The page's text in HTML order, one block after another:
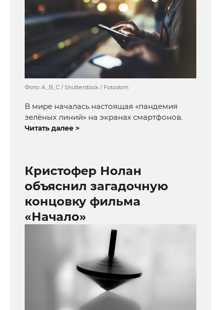
Фото: A_B_C / Shutterstock / Fotodom
В мире началась настоящая «пандемия
зелёных линий» на экранах смартфонов.
Читать далее >
Кристофер Нолан
объяснил загадочную
концовку фильма
«Начало»